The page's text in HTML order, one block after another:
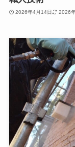
2026年4月14日 2026